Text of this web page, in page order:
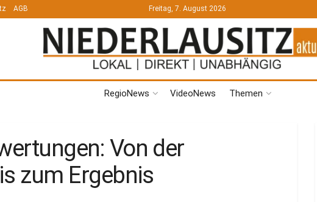
AGB Freitag, 7. August 2026
RegioNews VideoNews Themen
Von der
zum Ergebnis